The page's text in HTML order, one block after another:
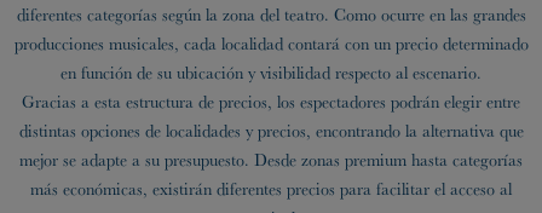
diferentes categorías según la zona del teatro. Como ocurre en las grandes
producciones musicales, cada localidad contará con un precio determinado
en función de su ubicación y visibilidad respecto al escenario.
Gracias a esta estructura de precios, los espectadores podrán elegir entre
distintas opciones de localidades y precios, encontrando la alternativa que
mejor se adapte a su presupuesto. Desde zonas premium hasta categorías
más económicas, existirán diferentes precios para facilitar el acceso al